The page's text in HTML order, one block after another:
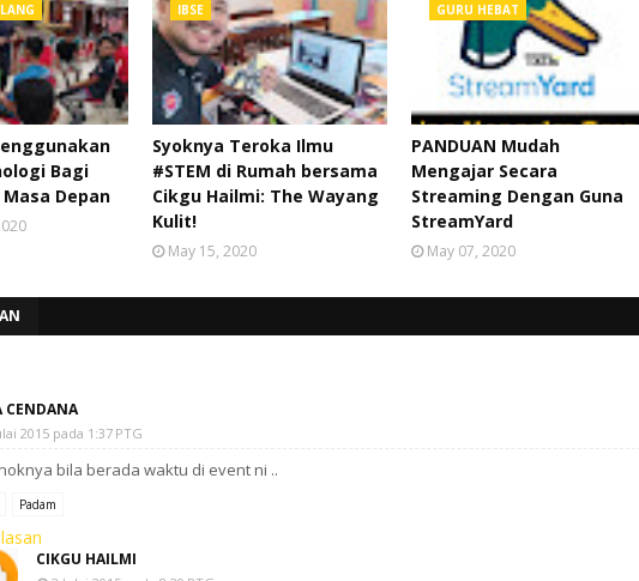
Bagi
Depan
IBSE
Syoknya Teroka Ilmu
#STEM di Rumah bersama
Cikgu Hailmi: The Wayang
Kulit!
May 15, 2020
GURU HEBAT
PANDUAN Mudah
Mengajar Secara
Streaming Dengan Guna
StreamYard
May 07, 2020
CENDANA
2015 pada 1:37 PTG
bila berada waktu di event ni ..
Padam
CIKGU HAILMI